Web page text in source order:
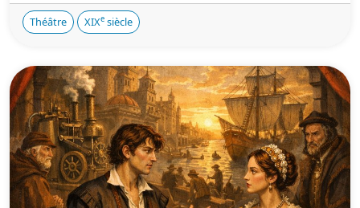
Théâtre XIXe siècle